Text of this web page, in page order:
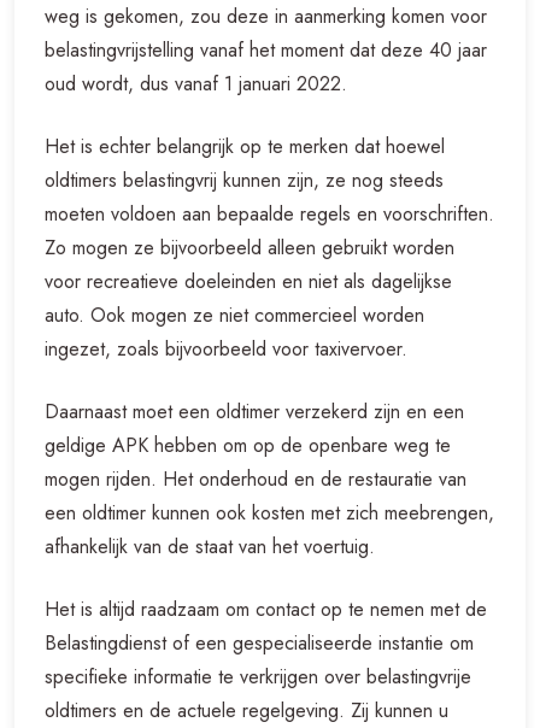
weg is gekomen, zou deze in aanmerking komen voor
belastingvrijstelling vanaf het moment dat deze 40 jaar
oud wordt, dus vanaf 1 januari 2022.
Het is echter belangrijk op te merken dat hoewel
oldtimers belastingvrij kunnen zijn, ze nog steeds
moeten voldoen aan bepaalde regels en voorschriften.
Zo mogen ze bijvoorbeeld alleen gebruikt worden
voor recreatieve doeleinden en niet als dagelijkse
auto. Ook mogen ze niet commercieel worden
ingezet, zoals bijvoorbeeld voor taxivervoer.
Daarnaast moet een oldtimer verzekerd zijn en een
geldige APK hebben om op de openbare weg te
mogen rijden. Het onderhoud en de restauratie van
een oldtimer kunnen ook kosten met zich meebrengen,
afhankelijk van de staat van het voertuig.
Het is altijd raadzaam om contact op te nemen met de
Belastingdienst of een gespecialiseerde instantie om
specifieke informatie te verkrijgen over belastingvrije
oldtimers en de actuele regelgeving. Zij kunnen u